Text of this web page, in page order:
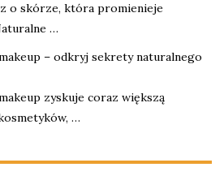
o skórze, która promienieje
…
– odkryj sekrety naturalnego
zyskuje coraz większą
…